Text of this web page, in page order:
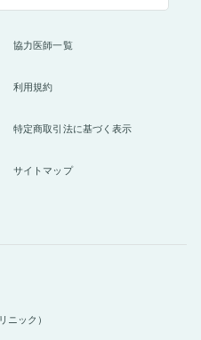
協力医師一覧
利用規約
特定商取引法に基づく表示
サイトマップ
ニック）